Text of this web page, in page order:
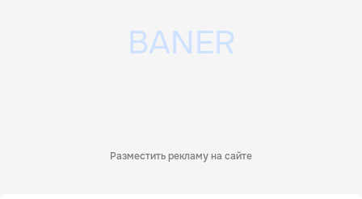
Разместить рекламу на сайте